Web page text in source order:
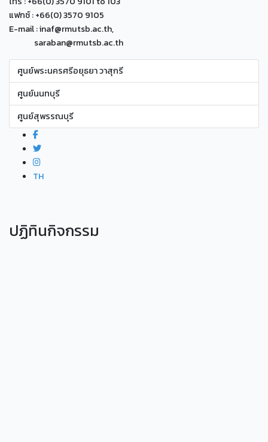
แฟกซ์ : +66(0) 3570 9105
E-mail : inaf@rmutsb.ac.th,
saraban@rmutsb.ac.th
ศูนย์พระนครศรีอยุธยา วาสุกรี
ศูนย์นนทบุรี
ศูนย์สุพรรณบุรี
TH
ปฏิทินกิจกรรม